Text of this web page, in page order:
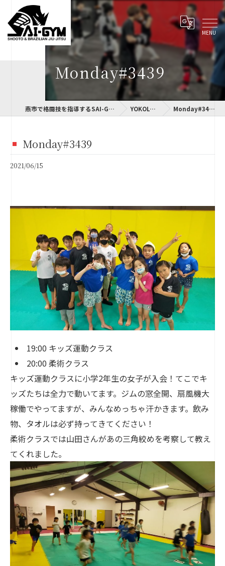
Monday#3439
燕市で格闘技を指導するSAI-GYM YOKOLOG Monday#3439
Monday#3439
2021/06/15
19:00 キッズ運動クラス
20:00 柔術クラス
キッズ運動クラスに小学2年生の女子が入会！てこでキ
ッズたちは全力で動いてます。ジムの窓全開、扇風機大
稼働でやってますが、みんなめっちゃ汗かきます。飲み
物、タオルは必ず持ってきてください！
柔術クラスでは山田さんがあの三角絞めを考察して教え
てくれました。